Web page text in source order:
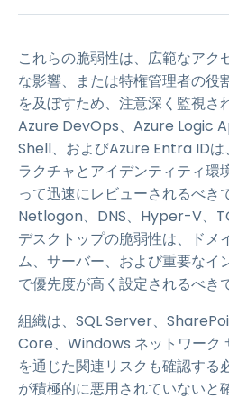
これらの脆弱性は、広範なアク
な影響、または特権管理者の役
を及ぼすため、注意深く監視さ
Azure DevOps、Azure Logic
Shell、およびAzure Entra IDは
ラクチャとアイデンティティ環
って迅速にレビューされるべき
Netlogon、DNS、Hyper-V、
デスクトップの脆弱性は、ドメ
ム、サーバー、および重要なイ
で優先度が高く設定されるべき
組織は、SQL Server、
Core、Windows ネットワーク
を通じた関連リスクも確認する
が積極的に悪用されていないと